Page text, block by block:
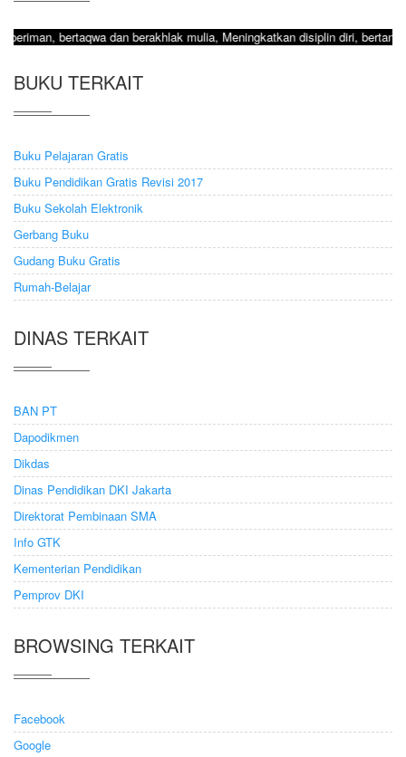
bertaqwa dan berakhlak mulia, Meningkatkan disiplin diri, bertanggung
BUKU TERKAIT
Buku Pelajaran Gratis
Buku Pendidikan Gratis Revisi 2017
Buku Sekolah Elektronik
Gerbang Buku
Gudang Buku Gratis
Rumah-Belajar
DINAS TERKAIT
BAN PT
Dapodikmen
Dikdas
Dinas Pendidikan DKI Jakarta
Direktorat Pembinaan SMA
Info GTK
Kementerian Pendidikan
Pemprov DKI
BROWSING TERKAIT
Facebook
Google